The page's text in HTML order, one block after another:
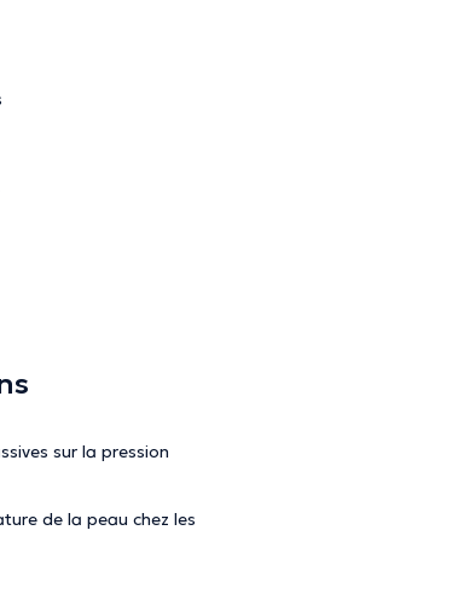
sur la pression
de la peau chez les